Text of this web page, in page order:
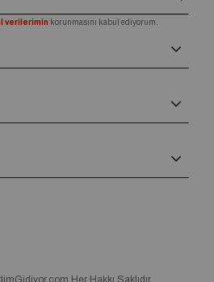
verilerimin korunmasını kabul ediyorum.